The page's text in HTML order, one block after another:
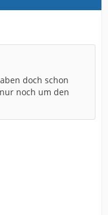
doch schon
noch um den